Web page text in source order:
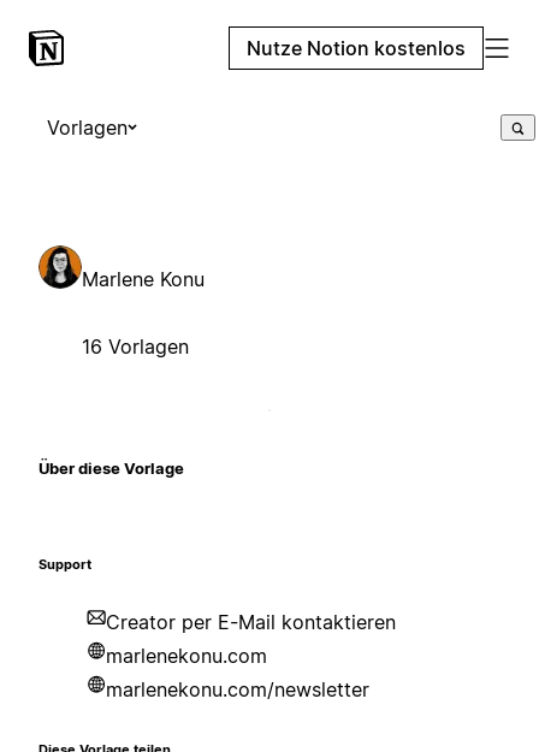
Nutze Notion kostenlos
Vorlagen
Marlene Konu
16 Vorlagen
Über diese Vorlage
Support
Creator per E-Mail kontaktieren
marlenekonu.com
marlenekonu.com/newsletter